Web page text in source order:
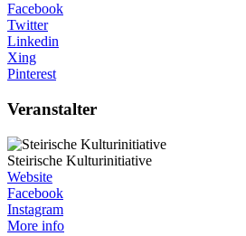
Facebook
Twitter
Linkedin
Xing
Pinterest
Veranstalter
Steirische Kulturinitiative
Website
Facebook
Instagram
More info